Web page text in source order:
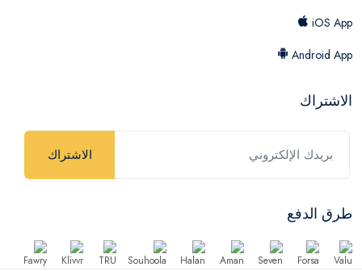
iOS App
Android App
الاشتراك
الاشتراك
طرق الدفع